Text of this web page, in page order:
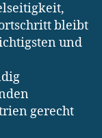
bleibt
und
gerecht